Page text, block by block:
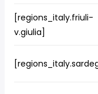
[regions_italy.friuli-
v.giulia]